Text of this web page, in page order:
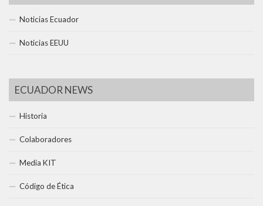
Noticias Ecuador
Noticias EEUU
ECUADOR NEWS
Historia
Colaboradores
Media KIT
Código de Ética